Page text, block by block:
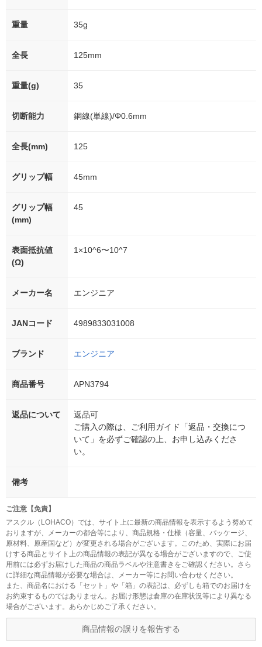
重量 35g
全長 125mm
重量(g) 35
切断能力 銅線(単線)/Φ0.6mm
全長(mm) 125
グリップ幅 45mm
グリップ幅
(mm)
45
表面抵抗値
(Ω)
1×10^6〜10^7
メーカー名 エンジニア
JANコード 4989833031008
ブランド エンジニア
商品番号 APN3794
返品について
返品可
ご購入の際は、ご利用ガイド「返品・交換につ
いて」を必ずご確認の上、お申し込みくださ
い。
備考
ご注意【免責】
アスクル（LOHACO）では、サイト上に最新の商品情報を表示するよう努めて
おりますが、メーカーの都合等により、商品規格・仕様（容量、パッケージ、
原材料、原産国など）が変更される場合がございます。このため、実際にお届
けする商品とサイト上の商品情報の表記が異なる場合がございますので、ご使
用前には必ずお届けした商品の商品ラベルや注意書きをご確認ください。さら
に詳細な商品情報が必要な場合は、メーカー等にお問い合わせください。
また、商品名における「セット」や「箱」の表記は、必ずしも箱でのお届けを
お約束するものではありません。お届け形態は倉庫の在庫状況等により異なる
場合がございます。あらかじめご了承ください。
商品情報の誤りを報告する